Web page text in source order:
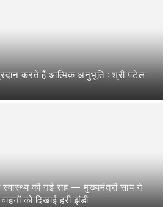
करते हैं आत्मिक अनुभूति : श्री पटेल
की नई राह — मुख्यमंत्री साय ने
को दिखाई हरी झंडी